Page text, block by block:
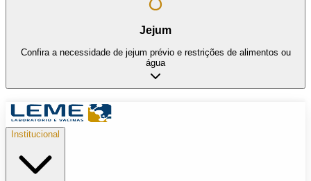
Jejum
Confira a necessidade de jejum prévio e restrições de alimentos ou
água
Institucional